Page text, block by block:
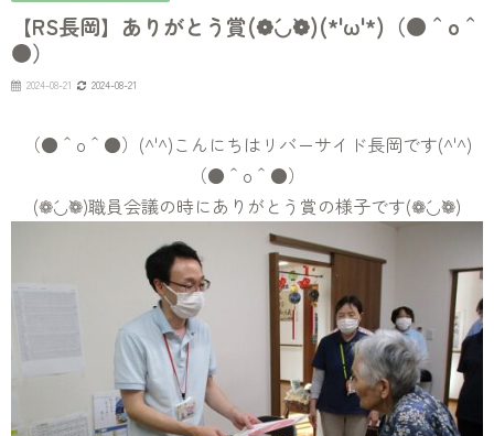
【RS長岡】ありがとう賞(❁´◡`❁)(*'ω'*)（●＾o＾
●）
2024-08-21 2024-08-21
（●＾o＾●）(^'^)こんにちはリバーサイド長岡です(^'^)
（●＾o＾●）
(❁´◡`❁)職員会議の時にありがとう賞の様子です(❁´◡`❁)